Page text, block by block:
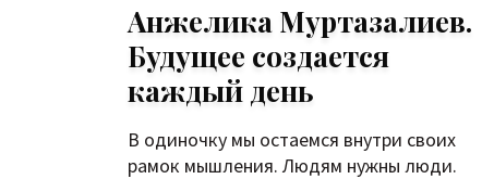
Анжелика Муртазалиев.
Будущее создается
каждый день
В одиночку мы остаемся внутри своих
рамок мышления. Людям нужны люди.